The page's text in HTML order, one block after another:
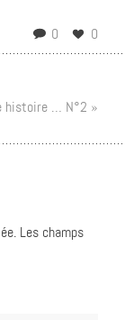
0 0
histoire … N°2 »
Les champs